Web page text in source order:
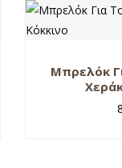
Μπρελόκ